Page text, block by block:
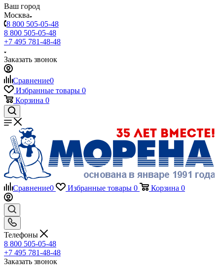
Ваш город
Москва
8 800 505-05-48
8 800 505-05-48
+7 495 781-48-48
Заказать звонок
Сравнение0
Избранные товары 0
Корзина 0
Сравнение0 Избранные товары 0 Корзина 0
Телефоны
8 800 505-05-48
+7 495 781-48-48
Заказать звонок